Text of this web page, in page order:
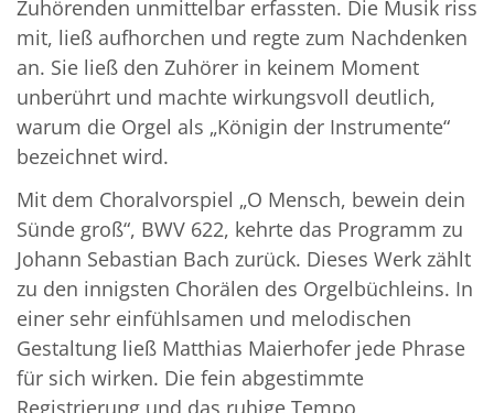
Zuhörenden unmittelbar erfassten. Die Musik riss
mit, ließ aufhorchen und regte zum Nachdenken
an. Sie ließ den Zuhörer in keinem Moment
unberührt und machte wirkungsvoll deutlich,
warum die Orgel als „Königin der Instrumente“
bezeichnet wird.
Mit dem Choralvorspiel „O Mensch, bewein dein
Sünde groß“, BWV 622, kehrte das Programm zu
Johann Sebastian Bach zurück. Dieses Werk zählt
zu den innigsten Chorälen des Orgelbüchleins. In
einer sehr einfühlsamen und melodischen
Gestaltung ließ Matthias Maierhofer jede Phrase
für sich wirken. Die fein abgestimmte
Registrierung und das ruhige Tempo